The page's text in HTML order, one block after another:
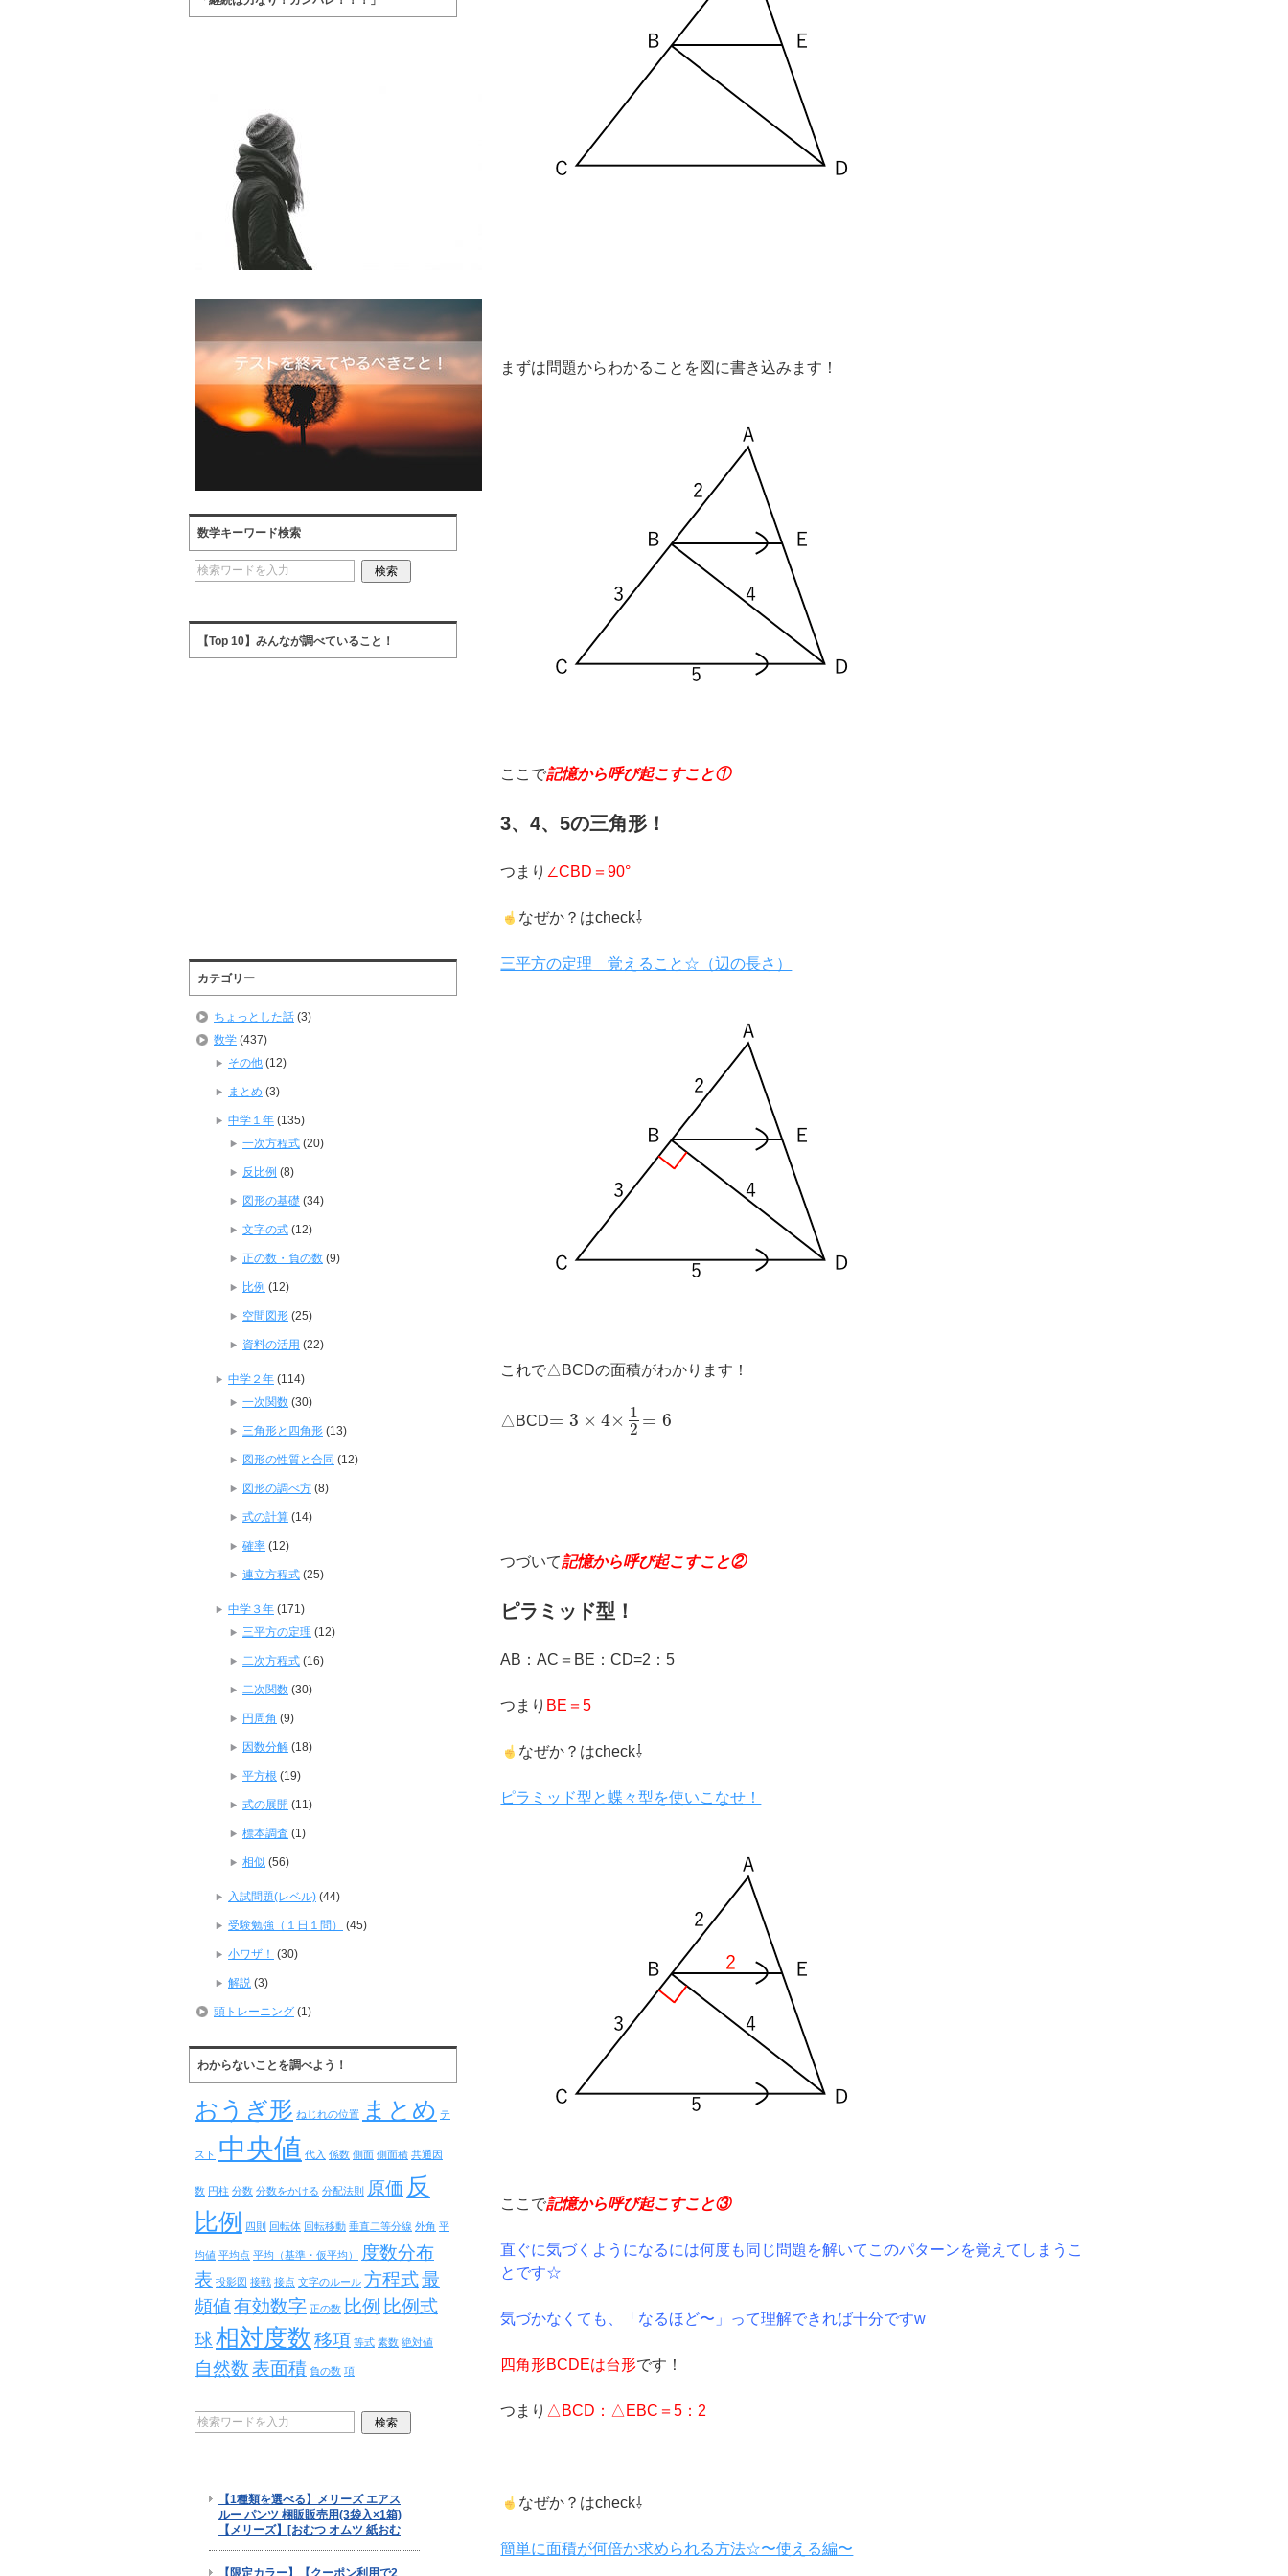
まずは問題からわかることを図に書き込みます！
ここで記憶から呼び起こすこと①
3、4、5の三角形！
つまり ∠CBD＝90°
なぜか？はcheck⇩
三平方の定理 覚えること☆（辺の長さ）
これで△BCDの面積がわかります！
△BCD= 3 × 4× 1
2 = 6
つづいて記憶から呼び起こすこと②
ピラミッド型！
AB：AC＝BE：CD=2：5
つまり BE＝5
なぜか？はcheck⇩
ピラミッド型と蝶々型を使いこなせ！
ここで記憶から呼び起こすこと③
直ぐに気づくようになるには何度も同じ問題を解いてこのパターンを覚えてしまうこ
とです☆
気づかなくても、「なるほど〜」って理解できれば十分ですw
四角形BCDEは台形です！
つまり △BCD：△EBC＝5：2
なぜか？はcheck⇩
簡単に面積が何倍か求められる方法☆〜使える編〜
数学キーワード検索
【Top 10】みんなが調べていること！
カテゴリー
ちょっとした話 (3)
数学 (437)
その他 (12)
まとめ (3)
中学１年 (135)
一次方程式 (20)
反比例 (8)
図形の基礎 (34)
文字の式 (12)
正の数・負の数 (9)
比例 (12)
空間図形 (25)
資料の活用 (22)
中学２年 (114)
一次関数 (30)
三角形と四角形 (13)
図形の性質と合同 (12)
図形の調べ方 (8)
式の計算 (14)
確率 (12)
連立方程式 (25)
中学３年 (171)
三平方の定理 (12)
二次方程式 (16)
二次関数 (30)
円周角 (9)
因数分解 (18)
平方根 (19)
式の展開 (11)
標本調査 (1)
相似 (56)
入試問題(レベル) (44)
受験勉強（１日１問） (45)
小ワザ！ (30)
解説 (3)
頭トレーニング (1)
わからないことを調べよう！
おうぎ形 ねじれの位置 まとめ テ
スト 中央値 代入 係数 側面 側面積 共通因
数 円柱 分数 分数をかける 分配法則 原価 反
比例
四則 回転体 回転移動 垂直二等分線 外角 平
均値 平均点 平均（基準・仮平均）
度数分布
表 投影図 接戦 接点 文字のルール 方程式最
頻値有効数字 正の数 比例 比例式
球相対度数移項 等式 素数 絶対値
自然数表面積 負の数 項